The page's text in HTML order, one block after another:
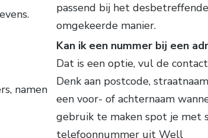
namen
passend bij het
omgekeerde manier.
Kan ik een nummer bij een
Dat is een optie, vul de
Denk aan postcode,
een voor- of achternaam
gebruik te maken spot je met
telefoonnummer uit Well